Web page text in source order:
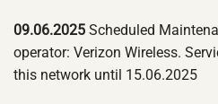
09.06.2025 Scheduled
operator: Verizon Wireless.
this network until 15.06.2025